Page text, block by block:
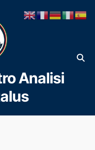
Analisi